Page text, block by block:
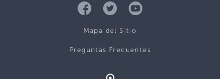
Mapa del Sitio
Preguntas Frecuentes